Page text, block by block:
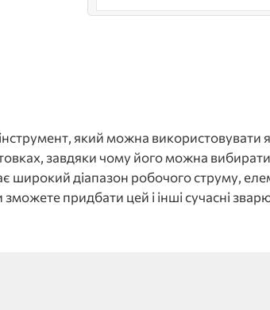
який можна використовувати
завдяки чому його можна
широкий діапазон робочого струму,
придбати цей і інші сучасні